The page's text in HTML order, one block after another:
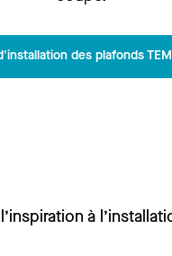
des plafonds
à